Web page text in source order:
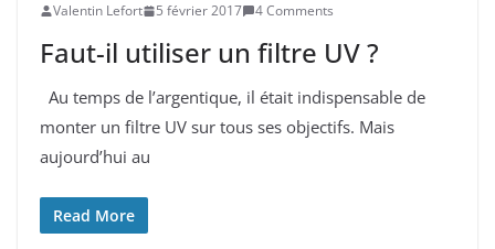
Valentin Lefort 5 février 2017 4 Comments
Faut-il utiliser un filtre UV ?
Au temps de l’argentique, il était indispensable de
monter un filtre UV sur tous ses objectifs. Mais
aujourd’hui au
Read More